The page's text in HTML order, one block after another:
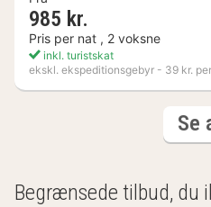
985 kr.
Pris per nat , 2 voksne
inkl. turistskat
ekskl. ekspeditionsgebyr - 39 kr.
Se
Begrænsede tilbud, du